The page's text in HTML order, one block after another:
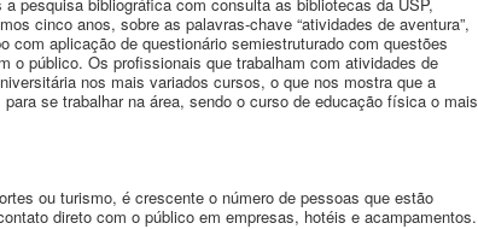
cinco anos, sobre as palavras-chave “atividades de aventura”,
com aplicação de questionário semiestruturado com questões
o público. Os profissionais que trabalham com atividades de
nos mais variados cursos, o que nos mostra que a
se trabalhar na área, sendo o curso de educação física o mais
ou turismo, é crescente o número de pessoas que estão
direto com o público em empresas, hotéis e acampamentos.